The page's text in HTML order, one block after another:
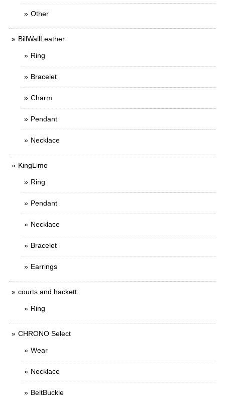
Other
BillWallLeather
Ring
Bracelet
Charm
Pendant
Necklace
KingLimo
Ring
Pendant
Necklace
Bracelet
Earrings
courts and hackett
Ring
CHRONO Select
Wear
Necklace
BeltBuckle